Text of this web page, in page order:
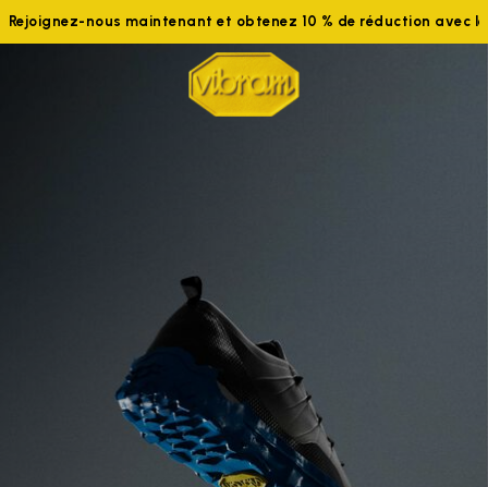
Rejoignez-nous maintenant et obtenez 10 % de réduction avec le